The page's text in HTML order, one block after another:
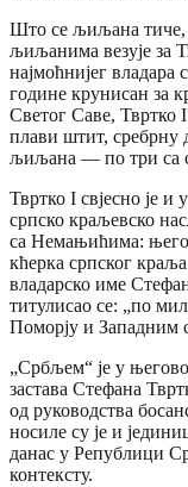
Што се љиљана тиче,
љиљанима везује за
најмоћнијег владара
године крунисан за
Светог Саве, Твртко
плави штит, сребрну
љиљана — по три са
Твртко I свјесно је
српско краљевско
са Немањићима:
кћерка српског
владарско име
титулисао се: „по
Поморју и Западним
„Србљем“ је у
застава Стефана
од руководства
носиле су је и
данас у Републици
контексту.